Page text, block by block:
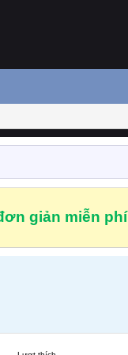
giản miễn phí